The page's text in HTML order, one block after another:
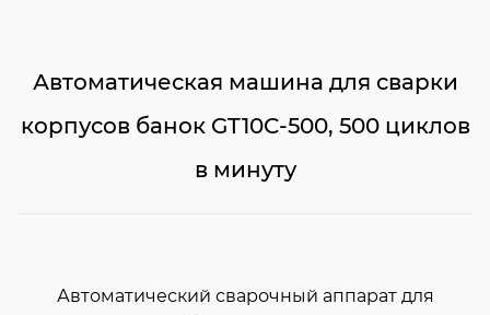
Автоматическая машина для сварки
корпусов банок GT10C-500, 500 циклов
в минуту
Автоматический сварочный аппарат для